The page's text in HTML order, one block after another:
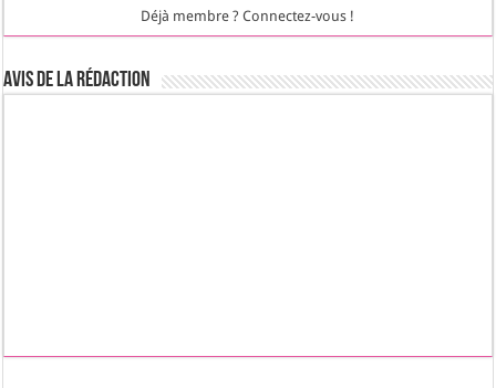
Déjà membre ? Connectez-vous !
Avis de la rédaction